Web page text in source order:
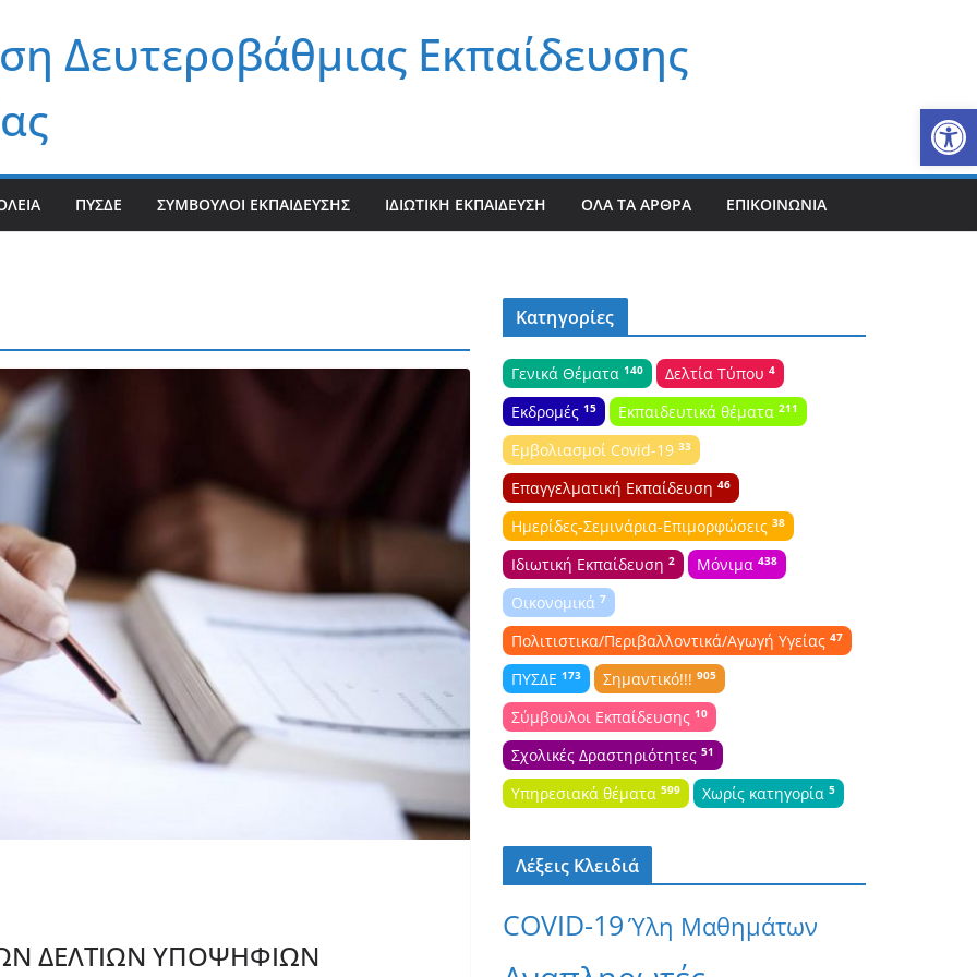
Δευτεροβάθμιας Εκπαίδευσης
ΠΥΣΔΕ ΣΎΜΒΟΥΛΟΙ ΕΚΠΑΊΔΕΥΣΗΣ ΙΔΙΩΤΙΚΉ ΕΚΠΑΊΔΕΥΣΗ ΌΛΑ ΤΑ ΆΡΘΡΑ ΕΠΙΚΟΙΝΩΝΊΑ
ΔΕΛΤΙΩΝ ΥΠΟΨΗΦΙΩΝ
Κατηγορίες
Γενικά Θέματα 140 Δελτία Τύπου 4
Εκδρομές 15 Εκπαιδευτικά θέματα 211
Εμβολιασμοί Covid-19 33
Επαγγελματική Εκπαίδευση 46
Ημερίδες-Σεμινάρια-Επιμορφώσεις 38
Ιδιωτική Εκπαίδευση 2 Μόνιμα 438
Οικονομικά 7
Πολιτιστικα/Περιβαλλοντικά/Αγωγή Υγείας 47
ΠΥΣΔΕ 173 Σημαντικό!!! 905
Σύμβουλοι Εκπαίδευσης 10
Σχολικές Δραστηριότητες 51
Υπηρεσιακά θέματα 599 Χωρίς κατηγορία 5
Λέξεις Κλειδιά
COVID-19Ύλη Μαθημάτων